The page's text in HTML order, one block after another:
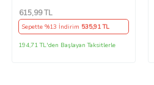
615,99 TL
Sepette %13 İndirim 535,91 TL
194,71 TL'den Başlayan Taksitlerle